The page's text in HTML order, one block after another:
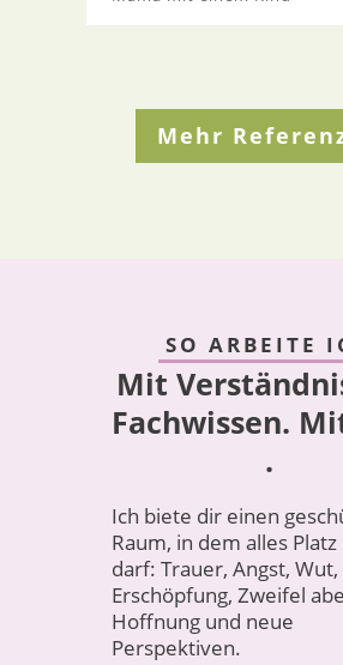
Mehr
SO ARBEITE
Mit
Fachwissen.
.
Ich biete dir einen
Raum, in dem alles
darf: Trauer, Angst, Wut,
Erschöpfung, Zweifel
Hoffnung und neue
Perspektiven.